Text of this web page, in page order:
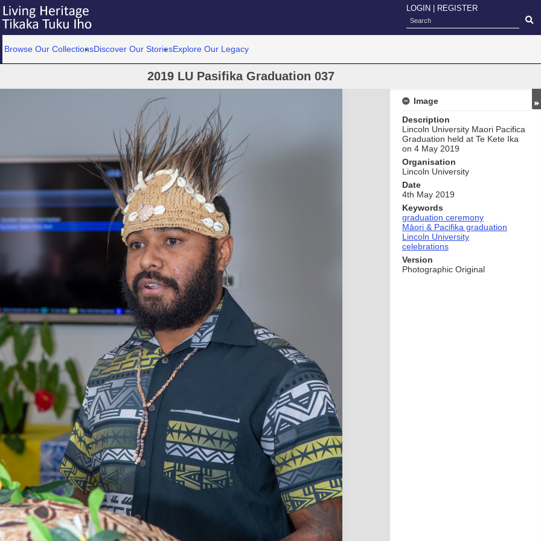
LOGIN REGISTER
Browse Our CollectionsDiscover Our StoriesExplore Our Legacy
2019 LU Pasifika Graduation 037
Image
Description
Lincoln University Maori Pacifica
Graduation held at Te Kete Ika
on 4 May 2019
Organisation
Lincoln University
Date
4th May 2019
Keywords
graduation ceremony
Māori & Pacifika graduation
Lincoln University
celebrations
Version
Photographic Original